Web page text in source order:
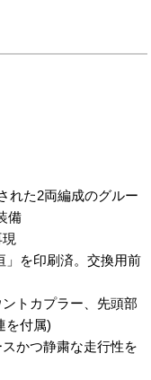
れた2両編成のグルー
備
」を印刷済。交換用前
トカプラー、先頭部
を付属)
かつ静粛な走行性を